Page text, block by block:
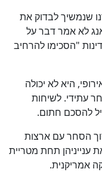
שנמשיך לבדוק את
לא אמר דבר על
"הסכימו להרחיב
היא לא יכולה
עתידי. לשיחות
להסכם חתום.
הסחר עם ארצות
ענייניהן תחת מטריית
אמריקנית.